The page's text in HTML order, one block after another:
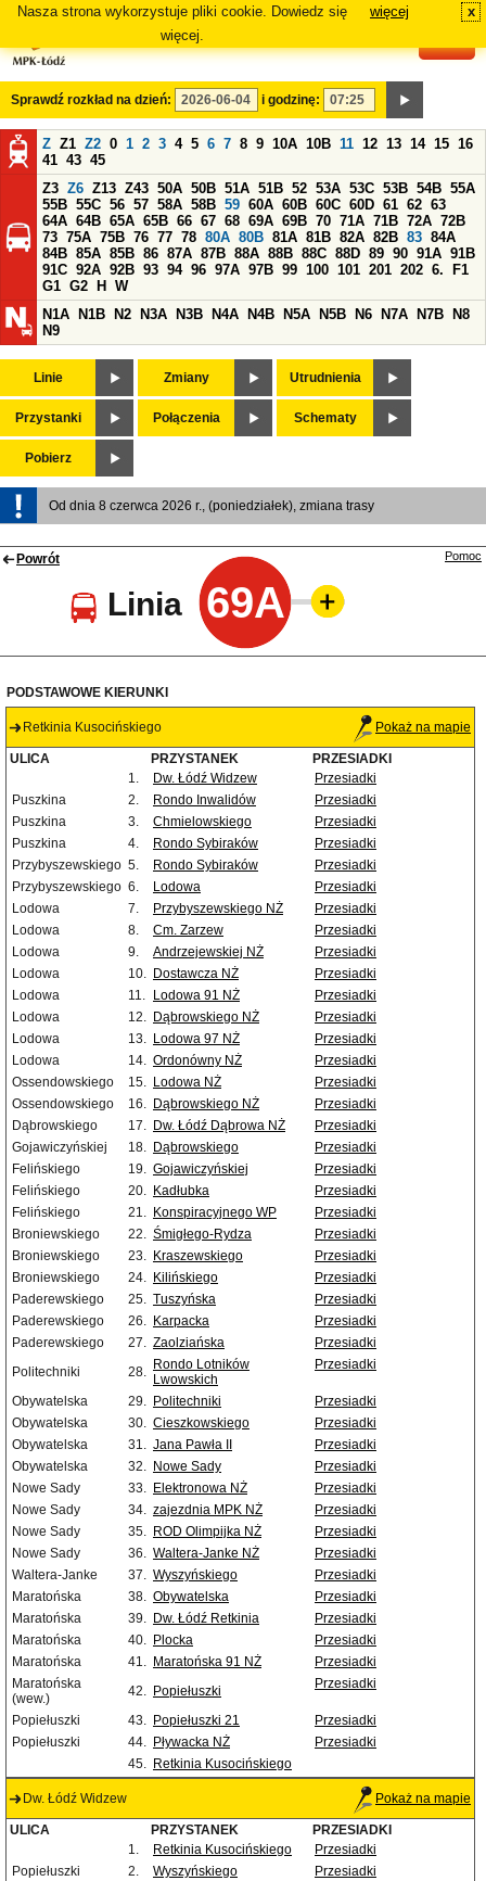
Nasza strona wykorzystuje pliki cookie. Dowiedz się
więcej.
więcej x
Sprawdź rozkład na dzień: i godzinę:
Z Z1 Z2 0 1 2 3 4 5 6 7 8 9 10A 10B 11 12 13 14 15 16
41 43 45
Z3 Z6 Z13 Z43 50A 50B 51A 51B 52 53A 53C 53B 54B 55A
55B 55C 56 57 58A 58B 59 60A 60B 60C 60D 61 62 63
64A 64B 65A 65B 66 67 68 69A 69B 70 71A 71B 72A 72B
73 75A 75B 76 77 78 80A 80B 81A 81B 82A 82B 83 84A
84B 85A 85B 86 87A 87B 88A 88B 88C 88D 89 90 91A 91B
91C 92A 92B 93 94 96 97A 97B 99 100 101 201 202 6.
F1
G1 G2 H
W
N1A
N1B N2 N3A N3B N4A N4B N5A N5B N6 N7A N7B
N8
N9
Linie Zmiany Utrudnienia
Przystanki Połączenia Schematy
Pobierz
Od dnia 8 czerwca 2026 r., (poniedziałek), zmiana trasy
Powrót
Linia 69A
Pomoc
PODSTAWOWE KIERUNKI
Retkinia Kusocińskiego Pokaż na mapie
ULICA PRZYSTANEK
PRZESIADKI
1.
Dw. Łódź Widzew
Przesiadki
Puszkina
2. Rondo Inwalidów
Przesiadki
Puszkina
3. Chmielowskiego
Przesiadki
Puszkina
4. Rondo Sybiraków
Przesiadki
Przybyszewskiego 5. Rondo Sybiraków
Przesiadki
Przybyszewskiego 6. Lodowa
Przesiadki
Lodowa
7. Przybyszewskiego NŻ
Przesiadki
Lodowa
8. Cm. Zarzew
Przesiadki
Lodowa
9. Andrzejewskiej NŻ
Przesiadki
Lodowa
10. Dostawcza NŻ
Przesiadki
Lodowa
11. Lodowa 91 NŻ
Przesiadki
Lodowa
12. Dąbrowskiego NŻ
Przesiadki
Lodowa
13. Lodowa 97 NŻ
Przesiadki
Lodowa
14. Ordonówny NŻ
Przesiadki
Ossendowskiego
15. Lodowa NŻ
Przesiadki
Ossendowskiego
16. Dąbrowskiego NŻ
Przesiadki
Dąbrowskiego
17. Dw. Łódź Dąbrowa NŻ
Przesiadki
Gojawiczyńskiej
18. Dąbrowskiego
Przesiadki
Felińskiego
19. Gojawiczyńskiej
Przesiadki
Felińskiego
20. Kadłubka
Przesiadki
Felińskiego
21. Konspiracyjnego WP
Przesiadki
Broniewskiego
22. Śmigłego-Rydza
Przesiadki
Broniewskiego
23. Kraszewskiego
Przesiadki
Broniewskiego
24. Kilińskiego
Przesiadki
Paderewskiego
25. Tuszyńska
Przesiadki
Paderewskiego
26. Karpacka
Przesiadki
Paderewskiego
27. Zaolziańska
Przesiadki
Politechniki
28. Rondo Lotników
Lwowskich
Przesiadki
Obywatelska 29. Politechniki
Przesiadki
Obywatelska
30. Cieszkowskiego
Przesiadki
Obywatelska
31. Jana Pawła II
Przesiadki
Obywatelska
32. Nowe Sady
Przesiadki
Nowe Sady
33. Elektronowa NŻ
Przesiadki
Nowe Sady
34. zajezdnia MPK NŻ
Przesiadki
Nowe Sady
35. ROD Olimpijka NŻ
Przesiadki
Nowe Sady
36. Waltera-Janke NŻ
Przesiadki
Waltera-Janke
37. Wyszyńskiego
Przesiadki
Maratońska
38. Obywatelska
Przesiadki
Maratońska
39. Dw. Łódź Retkinia
Przesiadki
Maratońska
40. Plocka
Przesiadki
Maratońska
41. Maratońska 91 NŻ
Przesiadki
Maratońska
(wew.)
42. Popiełuszki Przesiadki
Popiełuszki 43. Popiełuszki 21
Przesiadki
Popiełuszki
44. Pływacka NŻ
Przesiadki
45. Retkinia Kusocińskiego
Dw. Łódź Widzew Pokaż na mapie
ULICA PRZYSTANEK
PRZESIADKI
1.
Retkinia Kusocińskiego
Przesiadki
Popiełuszki
2. Wyszyńskiego
Przesiadki